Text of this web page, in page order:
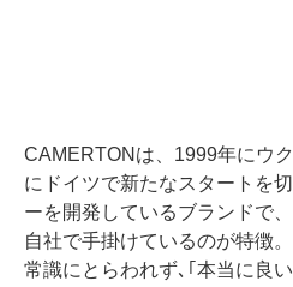
CAMERTONは、1999年にウ
にドイツで新たなスタートを
ーを開発しているブランドで
自社で手掛けているのが特徴
常識にとらわれず､｢本当に良